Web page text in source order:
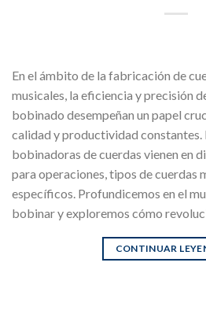
En el ámbito de la fabricación de
musicales, la eficiencia y precisión
bobinado desempeñan un papel
calidad y productividad constantes.
bobinadoras de cuerdas vienen en
para operaciones, tipos de cuerdas
específicos. Profundicemos en el
bobinar y exploremos cómo
CONTINUAR